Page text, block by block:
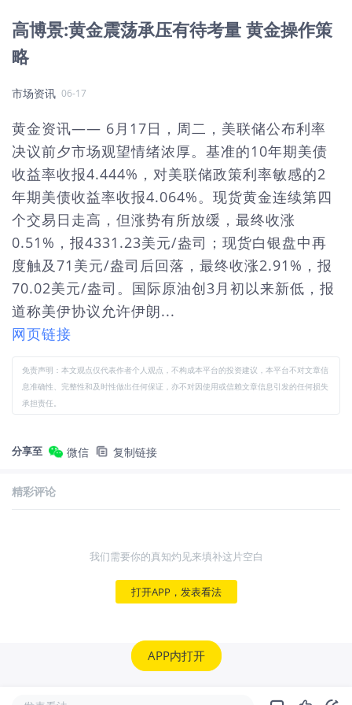
高博景:黄金震荡承压有待考量 黄金操作策
略
市场资讯 06-17
黄金资讯—— 6月17日，周二，美联储公布利率
决议前夕市场观望情绪浓厚。基准的10年期美债
收益率收报4.444%，对美联储政策利率敏感的2
年期美债收益率收报4.064%。现货黄金连续第四
个交易日走高，但涨势有所放缓，最终收涨
0.51%，报4331.23美元/盎司；现货白银盘中再
度触及71美元/盎司后回落，最终收涨2.91%，报
70.02美元/盎司。国际原油创3月初以来新低，报
道称美伊协议允许伊朗...
网页链接
免责声明：本文观点仅代表作者个人观点，不构成本平台的投资建议，本平台不对文章信
息准确性、完整性和及时性做出任何保证，亦不对因使用或信赖文章信息引发的任何损失
承担责任。
分享至 微信 复制链接
精彩评论
我们需要你的真知灼见来填补这片空白
打开APP，发表看法
APP内打开